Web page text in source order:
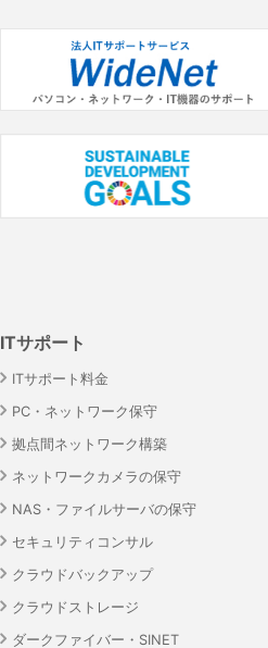
ITサポート
ITサポート料金
PC・ネットワーク保守
拠点間ネットワーク構築
ネットワークカメラの保守
NAS・ファイルサーバの保守
セキュリティコンサル
クラウドバックアップ
クラウドストレージ
ダークファイバー・SINET